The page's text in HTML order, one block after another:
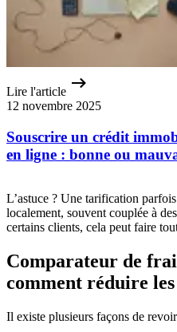
Lire l'article
12 novembre 2025
Souscrire un crédit
en ligne : bonne ou
L’astuce ? Une tarification
localement, souvent couplée à
certains clients, cela peut faire
Comparateur de
comment réduire
Il existe plusieurs façons de